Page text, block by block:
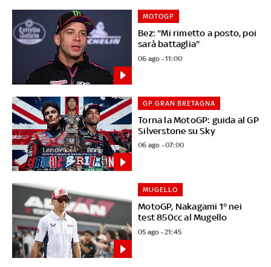
Bez: "Mi rimetto a posto, poi
sarà battaglia"
MOTOGP
06 ago - 11:00
Torna la MotoGP: guida al GP
Silverstone su Sky
GP GRAN BRETAGNA
06 ago - 07:00
MotoGP, Nakagami 1° nei
test 850cc al Mugello
MUGELLO
05 ago - 21:45